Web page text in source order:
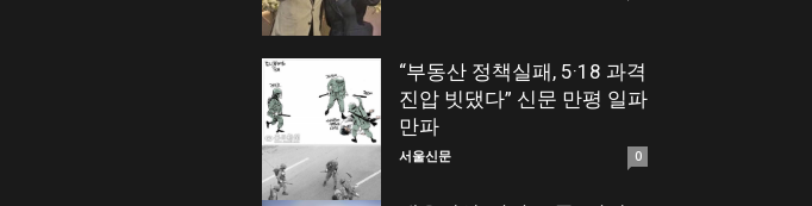
“부동산 정책실패, 5·18 과격
진압 빗댔다” 신문 만평 일파
만파
서울신문 0